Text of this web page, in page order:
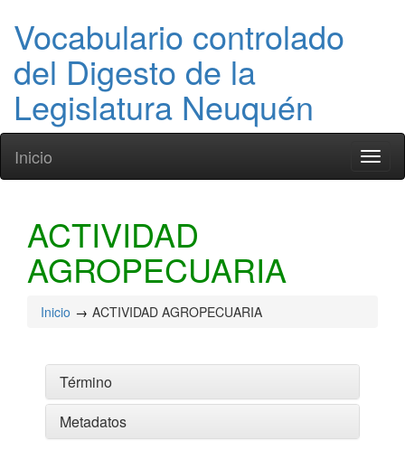
Vocabulario controlado
del Digesto de la
Legislatura Neuquén
Inicio
ACTIVIDAD
AGROPECUARIA
Inicio ACTIVIDAD AGROPECUARIA
Término
Metadatos